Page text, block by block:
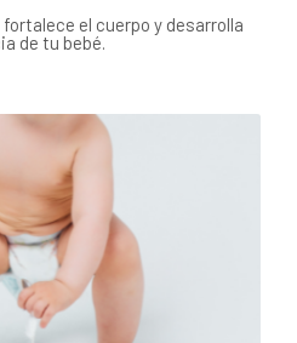
el cuerpo y desarrolla
de tu bebé.